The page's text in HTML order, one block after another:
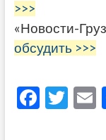
>>>
«Новости-
обсудить >>>
F T